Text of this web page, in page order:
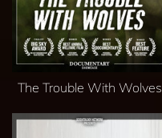
The Trouble With Wolves